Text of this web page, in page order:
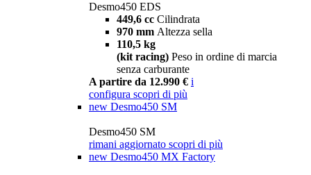
Desmo450 EDS
449,6 cc Cilindrata
970 mm Altezza sella
110,5 kg
(kit racing) Peso in ordine di marcia
senza carburante
A partire da 12.990 € i
configura scopri di più
new Desmo450 SM
Desmo450 SM
rimani aggiornato scopri di più
new Desmo450 MX Factory